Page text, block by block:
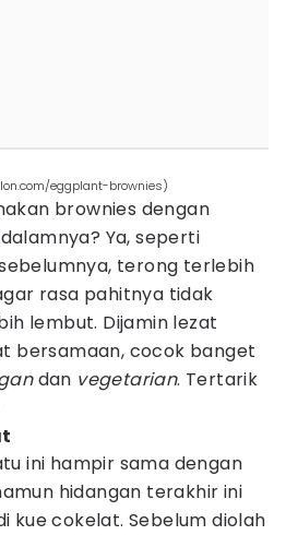
eggplant-brownies)
brownies dengan
Ya, seperti
terong terlebih
rasa pahitnya tidak
lembut. Dijamin lezat
bersamaan, cocok banget
dan vegetarian. Tertarik
ini hampir sama dengan
hidangan terakhir ini
kue cokelat. Sebelum diolah